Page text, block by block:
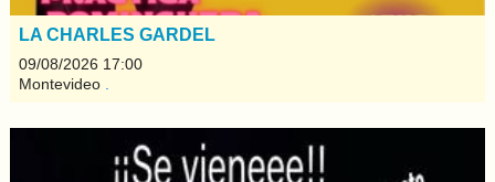
LA CHARLES GARDEL
09/08/2026 17:00
Montevideo